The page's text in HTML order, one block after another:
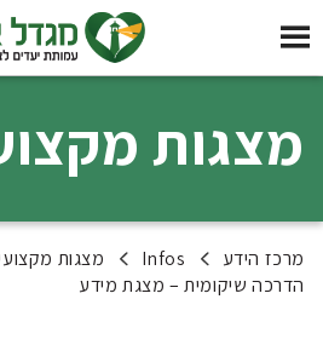
מצגות
מרכז הידע Infos
מצגות
הדרכה שיקומית – מצגת מידע